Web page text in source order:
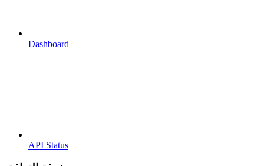
Dashboard
API Status